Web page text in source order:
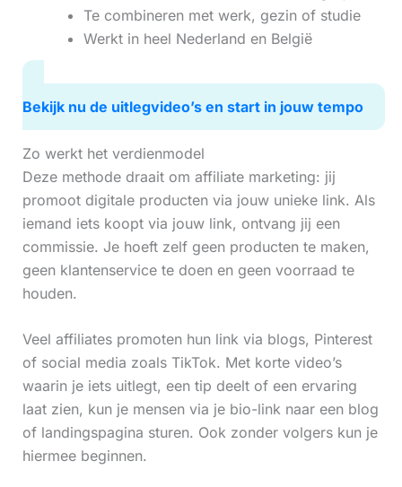
Te combineren met werk, gezin of studie
Werkt in heel Nederland en België
Bekijk nu de uitlegvideo’s en start in jouw tempo
Zo werkt het verdienmodel
Deze methode draait om affiliate marketing: jij
promoot digitale producten via jouw unieke link. Als
iemand iets koopt via jouw link, ontvang jij een
commissie. Je hoeft zelf geen producten te maken,
geen klantenservice te doen en geen voorraad te
houden.
Veel affiliates promoten hun link via blogs, Pinterest
of social media zoals TikTok. Met korte video’s
waarin je iets uitlegt, een tip deelt of een ervaring
laat zien, kun je mensen via je bio-link naar een blog
of landingspagina sturen. Ook zonder volgers kun je
hiermee beginnen.